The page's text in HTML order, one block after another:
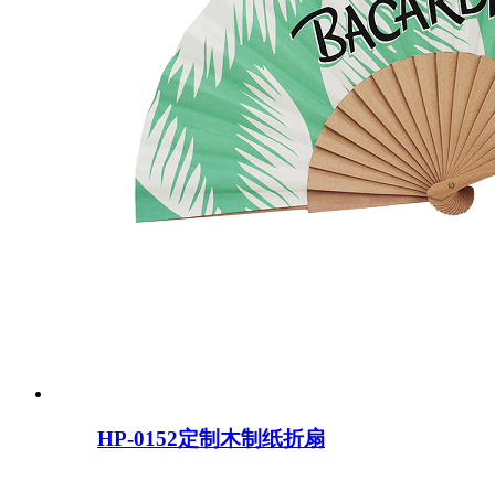
HP-0152定制木制纸折扇